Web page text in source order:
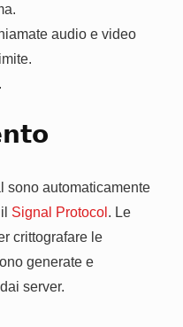
audio e video
sono automaticamente
Signal Protocol. Le
crittografare le
generate e
server.